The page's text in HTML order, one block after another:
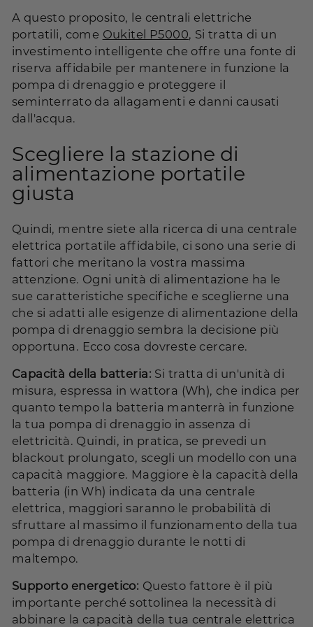
A questo proposito, le centrali elettriche
portatili, come Oukitel P5000, Si tratta di un
investimento intelligente che offre una fonte di
riserva affidabile per mantenere in funzione la
pompa di drenaggio e proteggere il
seminterrato da allagamenti e danni causati
dall'acqua.
Scegliere la stazione di
alimentazione portatile
giusta
Quindi, mentre siete alla ricerca di una centrale
elettrica portatile affidabile, ci sono una serie di
fattori che meritano la vostra massima
attenzione. Ogni unità di alimentazione ha le
sue caratteristiche specifiche e sceglierne una
che si adatti alle esigenze di alimentazione della
pompa di drenaggio sembra la decisione più
opportuna. Ecco cosa dovreste cercare.
Capacità della batteria: Si tratta di un'unità di
misura, espressa in wattora (Wh), che indica per
quanto tempo la batteria manterrà in funzione
la tua pompa di drenaggio in assenza di
elettricità. Quindi, in pratica, se prevedi un
blackout prolungato, scegli un modello con una
capacità maggiore. Maggiore è la capacità della
batteria (in Wh) indicata da una centrale
elettrica, maggiori saranno le probabilità di
sfruttare al massimo il funzionamento della tua
pompa di drenaggio durante le notti di
maltempo.
Supporto energetico: Questo fattore è il più
importante perché sottolinea la necessità di
abbinare la capacità della tua centrale elettrica